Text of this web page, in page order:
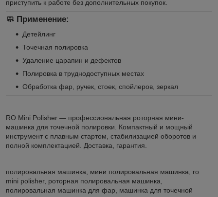
приступить к работе без дополнительных покупок.
🧼 Применение:
Детейлинг
Точечная полировка
Удаление царапин и дефектов
Полировка в труднодоступных местах
Обработка фар, ручек, стоек, спойлеров, зеркал
RO Mini Polisher — профессиональная роторная мини-
машинка для точечной полировки. Компактный и мощный
инструмент с плавным стартом, стабилизацией оборотов и
полной комплектацией. Доставка, гарантия.
полировальная машинка, мини полировальная машинка, ro
mini polisher, роторная полировальная машинка,
полировальная машинка для фар, машинка для точечной